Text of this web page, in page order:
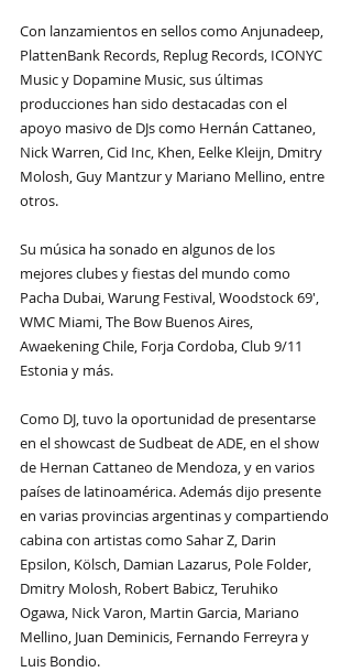
Con lanzamientos en sellos como Anjunadeep,
PlattenBank Records, Replug Records, ICONYC
Music y Dopamine Music, sus últimas
producciones han sido destacadas con el
apoyo masivo de DJs como Hernán Cattaneo,
Nick Warren, Cid Inc, Khen, Eelke Kleijn, Dmitry
Molosh, Guy Mantzur y Mariano Mellino, entre
otros.
Su música ha sonado en algunos de los
mejores clubes y fiestas del mundo como
Pacha Dubai, Warung Festival, Woodstock 69′,
WMC Miami, The Bow Buenos Aires,
Awaekening Chile, Forja Cordoba, Club 9/11
Estonia y más.
Como DJ, tuvo la oportunidad de presentarse
en el showcast de Sudbeat de ADE, en el show
de Hernan Cattaneo de Mendoza, y en varios
países de latinoamérica. Además dijo presente
en varias provincias argentinas y compartiendo
cabina con artistas como Sahar Z, Darin
Epsilon, Kölsch, Damian Lazarus, Pole Folder,
Dmitry Molosh, Robert Babicz, Teruhiko
Ogawa, Nick Varon, Martin Garcia, Mariano
Mellino, Juan Deminicis, Fernando Ferreyra y
Luis Bondio.